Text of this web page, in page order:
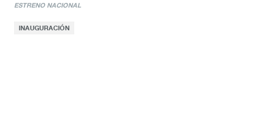
ESTRENO NACIONAL
INAUGURACIÓN